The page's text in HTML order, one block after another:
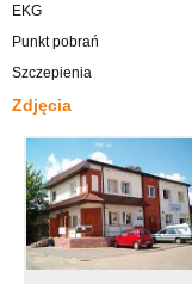
EKG
Punkt pobrań
Szczepienia
Zdjęcia